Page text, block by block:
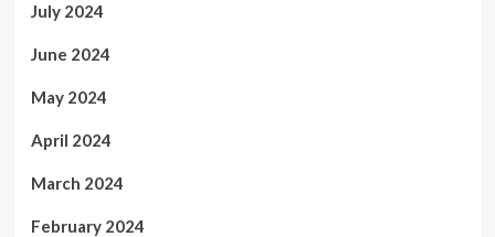
July 2024
June 2024
May 2024
April 2024
March 2024
February 2024